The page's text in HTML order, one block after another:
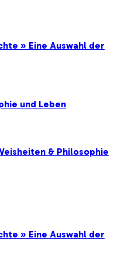
» Eine Auswahl der
und Leben
& Philosophie
» Eine Auswahl der